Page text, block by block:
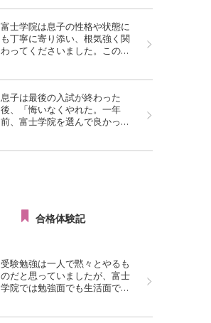
富士学院は息子の性格や状態に
も丁寧に寄り添い、根気強く関
わってくださいました。この合
感謝しております。
息子は最後の入試が終わった
後、「悔いなくやれた。一年
前、富士学院を選んで良かっ
合格体験記
受験勉強は一人で黙々とやるも
のだと思っていましたが、富士
学院では勉強面でも生活面でも